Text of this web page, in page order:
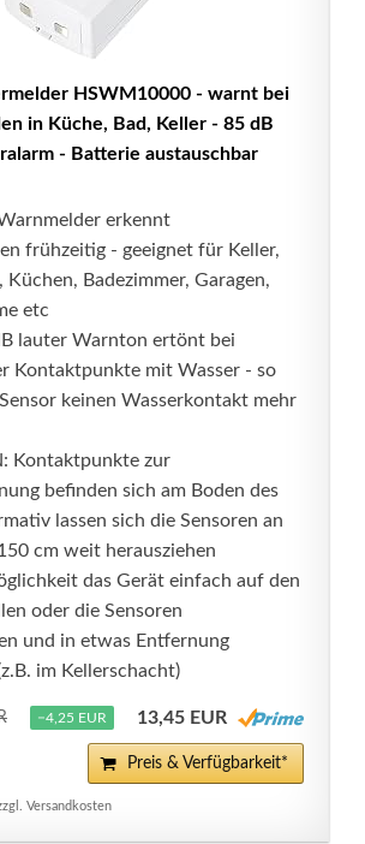
HSWM10000 - warnt bei
in Küche, Bad, Keller - 85 dB
- Batterie austauschbar
erkennt
frühzeitig - geeignet für Keller,
Küchen, Badezimmer, Garagen,
etc
lauter Warnton ertönt bei
Kontaktpunkte mit Wasser - so
keinen Wasserkontakt mehr
Kontaktpunkte zur
befinden sich am Boden des
lassen sich die Sensoren an
cm weit herausziehen
das Gerät einfach auf den
oder die Sensoren
und in etwas Entfernung
im Kellerschacht)
−4,25 EUR 13,45 EUR
Preis & Verfügbarkeit*
Versandkosten